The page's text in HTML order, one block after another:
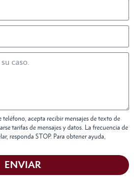
acepta recibir mensajes de texto de
tarifas de mensajes y datos. La frecuencia de
responda STOP. Para obtener ayuda,
ENVIAR